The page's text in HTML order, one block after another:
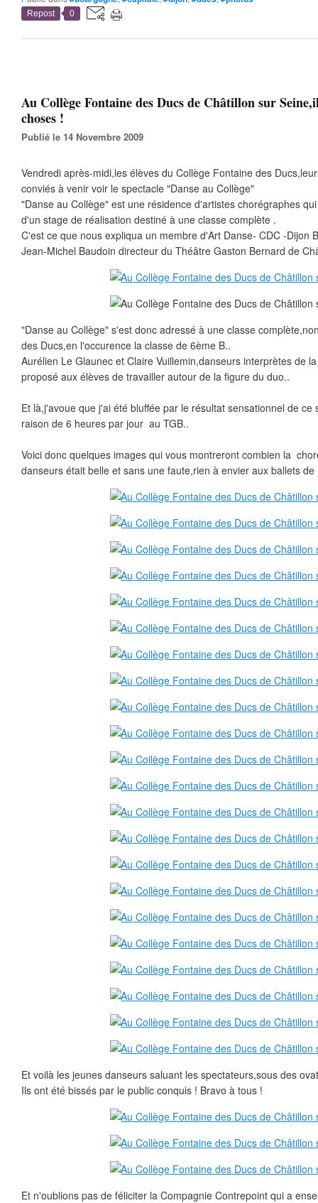
Repost 0
Au Collège Fontaine des Ducs de Châtillon sur
choses !
Publié le 14 Novembre 2009
Vendredi après-midi,les élèves du Collège Fontaine des
conviés à venir voir le spectacle "Danse au Collège"
"Danse au Collège" est une résidence d'artistes chorégraphes
d'un stage de réalisation destiné à une classe complète .
C'est ce que nous expliqua un membre d'Art Danse- CDC -Dijon
Jean-Michel Baudoin directeur du Théâtre Gaston Bernard de
"Danse au Collège" s'est donc adressé à une classe
des Ducs,en l'occurence la classe de 6ème B..
Aurélien Le Glaunec et Claire Vuillemin,danseurs interprètes de
proposé aux élèves de travailler autour de la figure du duo..
Et là,j'avoue que j'ai été bluffée par le résultat sensationnel de
raison de 6 heures par jour au TGB..
Voici donc quelques images qui vous montreront combien la
danseurs était belle et sans une faute,rien à envier aux ballets
Et voilà les jeunes danseurs saluant les spectateurs,sous des
Ils ont été bissés par le public conquis ! Bravo à tous !
Et n'oublions pas de féliciter la Compagnie Contrepoint qui a